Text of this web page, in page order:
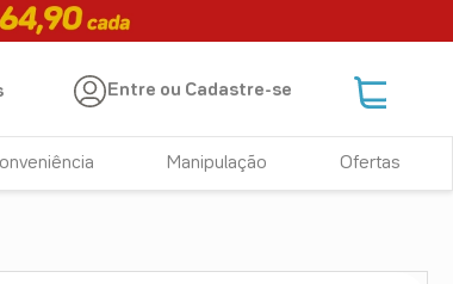
Entre ou Cadastre-se
Manipulação Ofertas